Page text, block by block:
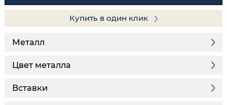
Купить в один клик
Металл
Цвет металла
Вставки